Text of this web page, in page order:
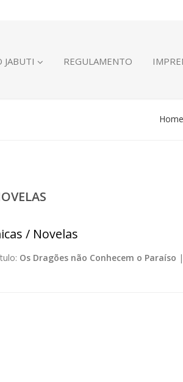
JABUTI REGULAMENTO
Home
/ Novelas
Os Dragões não Conhecem o Paraíso |